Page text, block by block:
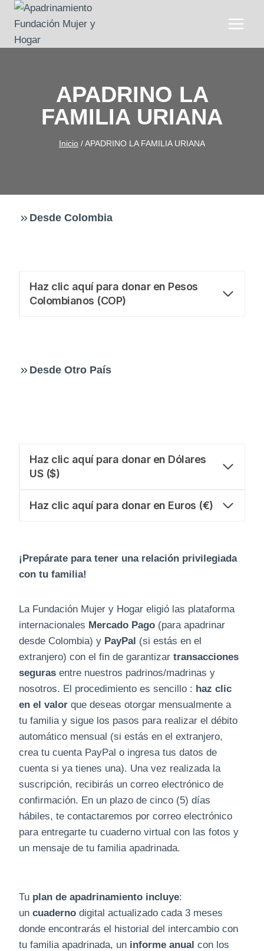
Saltar
contenido
APADRINO LA
FAMILIA URIANA
Inicio /APADRINO LA FAMILIA URIANA
Desde Colombia
Haz clic aquí para donar en Pesos
Colombianos (COP)
Desde Otro País
Haz clic aquí para donar en Dólares
US ($)
Haz clic aquí para donar en Euros (€)
¡Prepárate para tener una relación privilegiada
con tu familia!
La Fundación Mujer y Hogar eligió las plataforma
internacionales Mercado Pago (para apadrinar
desde Colombia) y PayPal (si estás en el
extranjero) con el fin de garantizar transacciones
seguras entre nuestros padrinos/madrinas y
nosotros. El procedimiento es sencillo : haz clic
en el valor que deseas otorgar mensualmente a
tu familia y sigue los pasos para realizar el débito
automático mensual (si estás en el extranjero,
crea tu cuenta PayPal o ingresa tus datos de
cuenta si ya tienes una). Una vez realizada la
suscripción, recibirás un correo electrónico de
confirmación. En un plazo de cinco (5) días
hábiles, te contactaremos por correo electrónico
para entregarte tu cuaderno virtual con las fotos y
un mensaje de tu familia apadrinada.
Tu plan de apadrinamiento incluye:
un cuaderno digital actualizado cada 3 meses
donde encontrarás el historial del intercambio con
tu familia apadrinada, un informe anual con los